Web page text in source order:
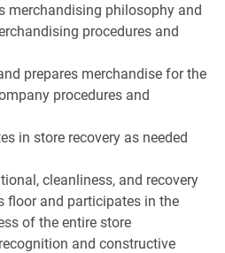
merchandising philosophy and
procedures and
prepares merchandise for the
procedures and
in store recovery as needed
cleanliness, and recovery
floor and participates in the
of the entire store
and constructive